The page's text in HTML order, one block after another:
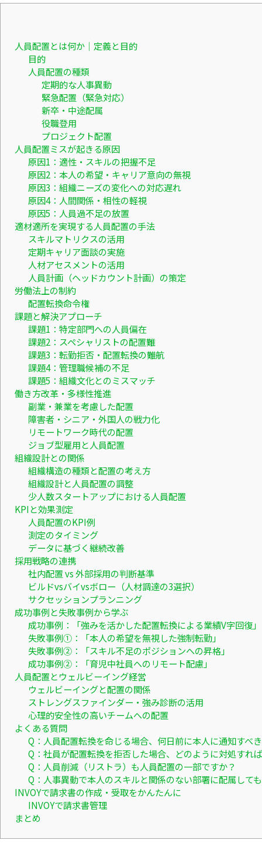
人員配置とは何か｜定義と目的
目的
人員配置の種類
定期的な人事異動
緊急配置（緊急対応）
新卒・中途配属
役職登用
プロジェクト配置
人員配置ミスが起きる原因
原因1：適性・スキルの把握不足
原因2：本人の希望・キャリア意向の無視
原因3：組織ニーズの変化への対応遅れ
原因4：人間関係・相性の軽視
原因5：人員過不足の放置
適材適所を実現する人員配置の手法
スキルマトリクスの活用
定期キャリア面談の実施
人材アセスメントの活用
人員計画（ヘッドカウント計画）の策定
労働法上の制約
配置転換命令権
課題と解決アプローチ
課題1：特定部門への人員偏在
課題2：スペシャリストの配置難
課題3：転勤拒否・配置転換の難航
課題4：管理職候補の不足
課題5：組織文化とのミスマッチ
働き方改革・多様性推進
副業・兼業を考慮した配置
障害者・シニア・外国人の戦力化
リモートワーク時代の配置
ジョブ型雇用と人員配置
組織設計との関係
組織構造の種類と配置の考え方
組織設計と人員配置の調整
少人数スタートアップにおける人員配置
KPIと効果測定
人員配置のKPI例
測定のタイミング
データに基づく継続改善
採用戦略の連携
社内配置 vs 外部採用の判断基準
ビルドvsバイvsボロー（人材調達の3選択）
サクセッションプランニング
成功事例と失敗事例から学ぶ
成功事例：「強みを活かした配置転換による業績V字回復」
失敗事例①：「本人の希望を無視した強制転勤」
失敗事例②：「スキル不足のポジションへの昇格」
成功事例②：「育児中社員へのリモート配慮」
人員配置とウェルビーイング経営
ウェルビーイングと配置の関係
ストレングスファインダー・強み診断の活用
心理的安全性の高いチームへの配置
よくある質問
Q：人員配置転換を命じる場合、何日前に本人に通知すべ
Q：社員が配置転換を拒否した場合、どのように対処すれ
Q：人員削減（リストラ）も人員配置の一部ですか？
Q：人事異動で本人のスキルと関係のない部署に配属して
INVOYで請求書の作成・受取をかんたんに
INVOYで請求書管理
まとめ